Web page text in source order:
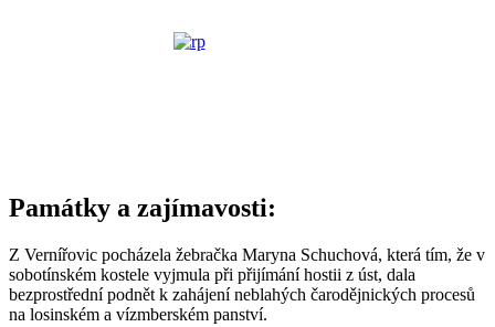
Památky a zajímavosti:
Z Vernířovic pocházela žebračka Maryna Schuchová, která tím, že v
sobotínském kostele vyjmula při přijímání hostii z úst, dala
bezprostřední podnět k zahájení neblahých čarodějnických procesů
na losinském a vízmberském panství.